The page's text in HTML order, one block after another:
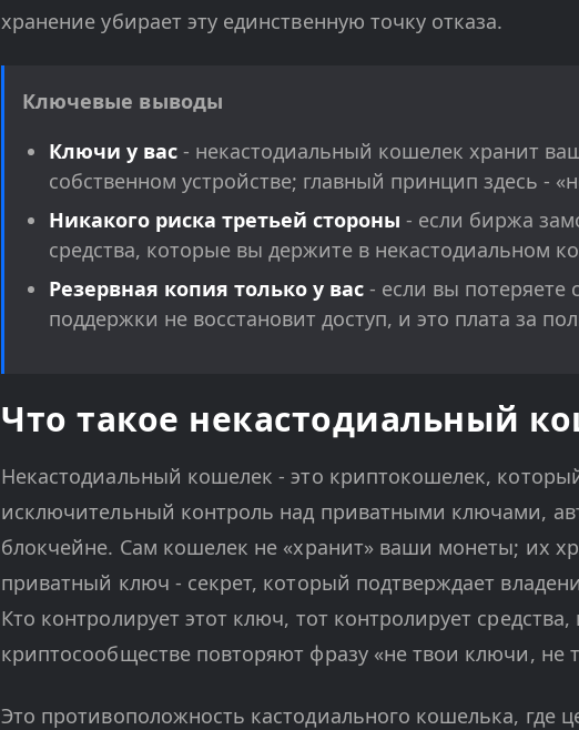
хранение убирает эту единственную точку отказа.
Ключевые выводы
Ключи у вас - некастодиальный кошелек хранит
собственном устройстве; главный принцип здесь -
Никакого риска третьей стороны - если биржа
средства, которые вы держите в некастодиальном
Резервная копия только у вас - если вы потеряете
поддержки не восстановит доступ, и это плата за
Что такое некастодиальный
Некастодиальный кошелек - это криптокошелек,
исключительный контроль над приватными ключами,
блокчейне. Сам кошелек не «хранит» ваши монеты; их
приватный ключ - секрет, который подтверждает
Кто контролирует этот ключ, тот контролирует
криптосообществе повторяют фразу «не твои ключи, не
Это противоположность кастодиального кошелька, где